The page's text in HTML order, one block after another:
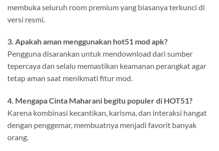
membuka seluruh room premium yang biasanya terkunci di
versi resmi.
3. Apakah aman menggunakan hot51 mod apk?
Pengguna disarankan untuk mendownload dari sumber
tepercaya dan selalu memastikan keamanan perangkat agar
tetap aman saat menikmati fitur mod.
4. Mengapa Cinta Maharani begitu populer di HOT51?
Karena kombinasi kecantikan, karisma, dan interaksi hangat
dengan penggemar, membuatnya menjadi favorit banyak
orang.